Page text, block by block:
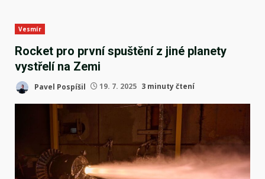
Vesmír
Rocket pro první spuštění z jiné planety
vystřelí na Zemi
Pavel Pospíšil 19. 7. 2025 3 minuty čtení